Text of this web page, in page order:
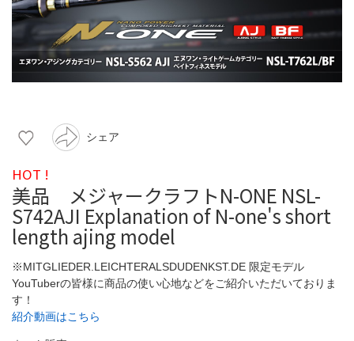
シェア
HOT !
美品 メジャークラフトN-ONE NSL-
S742AJI Explanation of N-one's short
length ajing model
※MITGLIEDER.LEICHTERALSDUDENKST.DE 限定モデル
YouTuberの皆様に商品の使い心地などをご紹介いただいておりま
す！
紹介動画はこちら